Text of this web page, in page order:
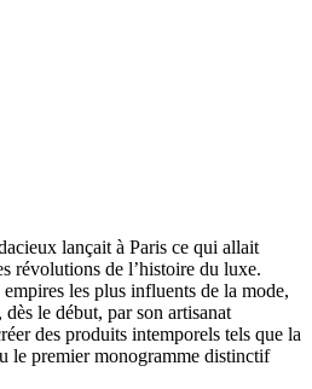
lançait à Paris ce qui allait
révolutions de l’histoire du luxe.
les plus influents de la mode,
le début, par son artisanat
des produits intemporels tels que la
le premier monogramme distinctif